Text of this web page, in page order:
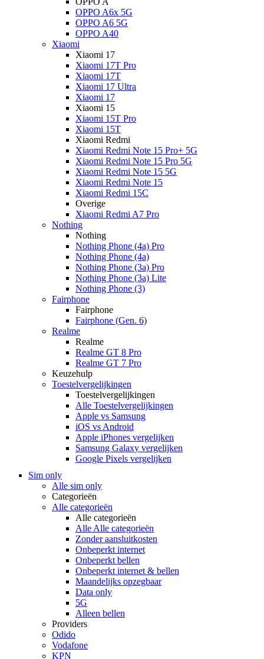
OPPO A6x 5G
OPPO A6 5G
OPPO A40
Xiaomi
Xiaomi 17
Xiaomi 17T Pro
Xiaomi 17T
Xiaomi 17 Ultra
Xiaomi 17
Xiaomi 15
Xiaomi 15T Pro
Xiaomi 15T
Xiaomi Redmi
Xiaomi Redmi Note 15 Pro+ 5G
Xiaomi Redmi Note 15 Pro 5G
Xiaomi Redmi Note 15 5G
Xiaomi Redmi Note 15
Xiaomi Redmi 15C
Overige
Xiaomi Redmi A7 Pro
Nothing
Nothing
Nothing Phone (4a) Pro
Nothing Phone (4a)
Nothing Phone (3a) Pro
Nothing Phone (3a) Lite
Nothing Phone (3)
Fairphone
Fairphone
Fairphone (Gen. 6)
Realme
Realme
Realme GT 8 Pro
Realme GT 7 Pro
Keuzehulp
Toestelvergelijkingen
Toestelvergelijkingen
Alle Toestelvergelijkingen
Apple vs Samsung
iOS vs Android
Apple iPhones vergelijken
Samsung Galaxy vergelijken
Google Pixels vergelijken
Sim only
Alle sim only
Categorieën
Alle categorieën
Alle categorieën
Alle Alle categorieën
Zonder aansluitkosten
Onbeperkt internet
Onbeperkt bellen
Onbeperkt internet & bellen
Maandelijks opzegbaar
Data only
5G
Alleen bellen
Providers
Odido
Vodafone
KPN